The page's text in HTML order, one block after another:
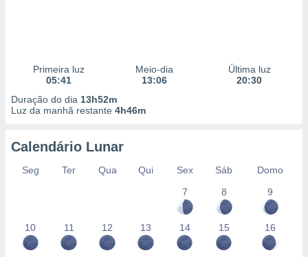
Primeira luz
05:41
Meio-dia
13:06
Última luz
20:30
Duração do dia 13h52m
Luz da manhã restante 4h46m
Calendário Lunar
Seg Ter Qua Qui Sex Sáb
Domo
7
8 9
10 11 12 13 14 15 16